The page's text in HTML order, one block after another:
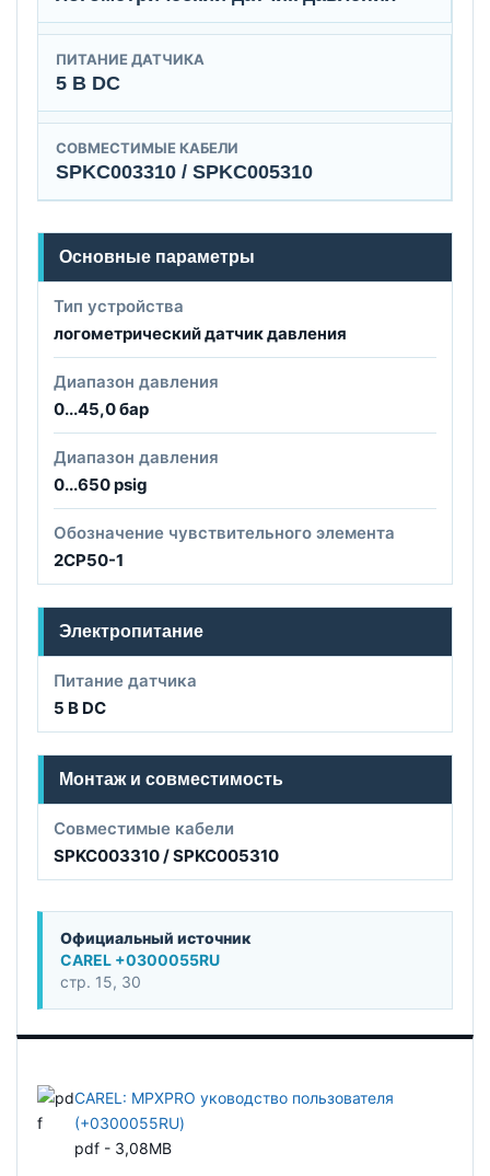
ПИТАНИЕ ДАТЧИКА
5 В DC
СОВМЕСТИМЫЕ КАБЕЛИ
SPKC003310 / SPKC005310
Основные параметры
Тип устройства
логометрический датчик давления
Диапазон давления
0...45,0 бар
Диапазон давления
0...650 psig
Обозначение чувствительного элемента
2CP50-1
Электропитание
Питание датчика
5 В DC
Монтаж и совместимость
Совместимые кабели
SPKC003310 / SPKC005310
Официальный источник
CAREL +0300055RU
стр. 15, 30
CAREL: MPXPRO уководство пользователя
(+0300055RU)
pdf - 3,08MB